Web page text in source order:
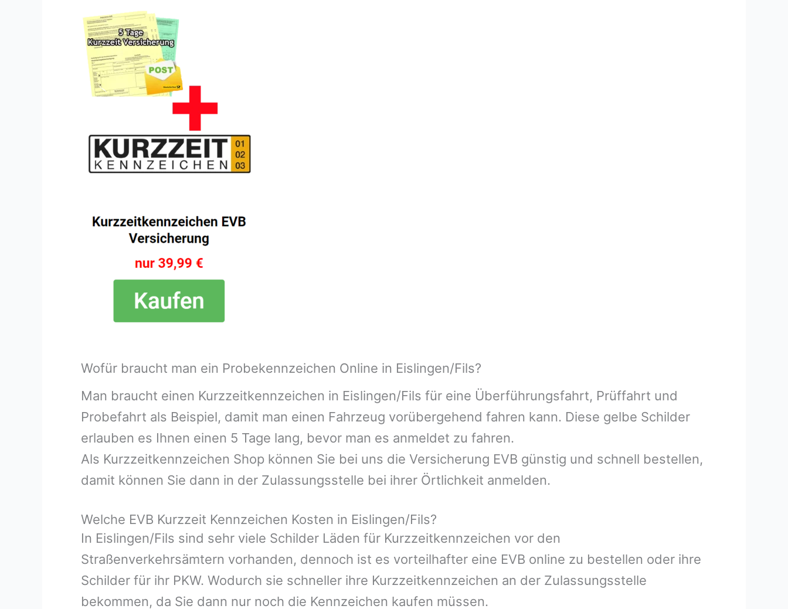
Wofür braucht man ein Probekennzeichen Online in Eislingen/Fils?
Man braucht einen Kurzzeitkennzeichen in Eislingen/Fils für eine Überführungsfahrt, Prüffahrt und
Probefahrt als Beispiel, damit man einen Fahrzeug vorübergehend fahren kann. Diese gelbe Schilder
erlauben es Ihnen einen 5 Tage lang, bevor man es anmeldet zu fahren.
Als Kurzzeitkennzeichen Shop können Sie bei uns die Versicherung EVB günstig und schnell bestellen,
damit können Sie dann in der Zulassungsstelle bei ihrer Örtlichkeit anmelden.
Welche EVB Kurzzeit Kennzeichen Kosten in Eislingen/Fils?
In Eislingen/Fils sind sehr viele Schilder Läden für Kurzzeitkennzeichen vor den
Straßenverkehrsämtern vorhanden, dennoch ist es vorteilhafter eine EVB online zu bestellen oder ihre
Schilder für ihr PKW. Wodurch sie schneller ihre Kurzzeitkennzeichen an der Zulassungsstelle
bekommen, da Sie dann nur noch die Kennzeichen kaufen müssen.